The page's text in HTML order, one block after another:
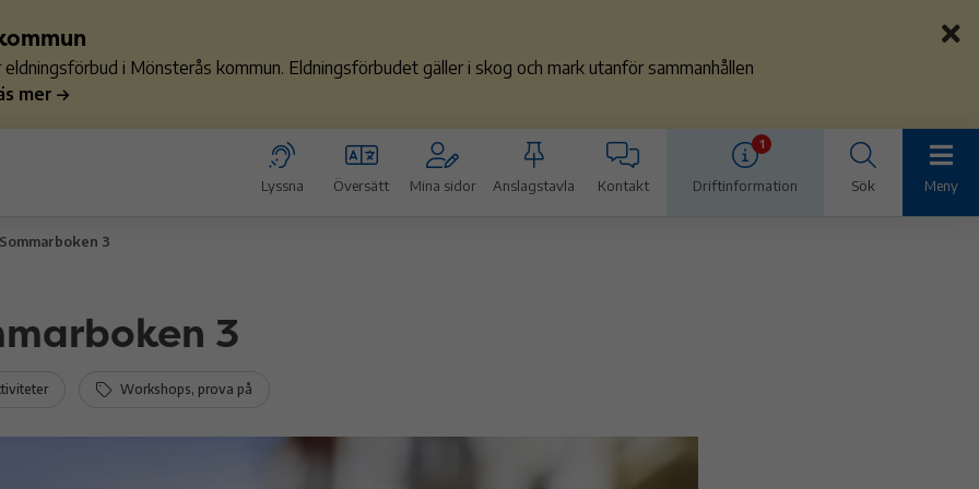
i Mönsterås kommun. Eldningsförbudet gäller i skog och mark utanför sammanhållen
mer
Lyssna Översätt Mina sidor Anslagstavla Kontakt
1
Driftinformation Sök Meny
Sommarboken 3
3
Workshops, prova på